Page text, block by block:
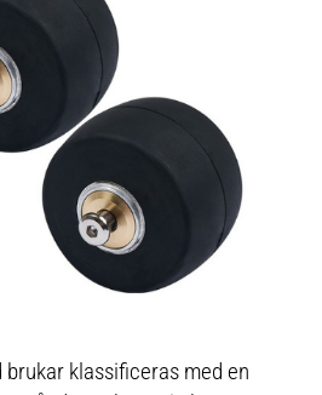
klassificeras med en